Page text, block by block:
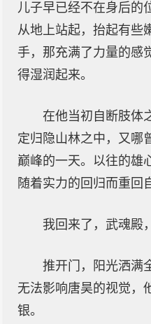
儿子早已经不在身后的
从地上站起，抬起有些
手，那充满了力量的感
得湿润起来。
在他当初自断肢体
定归隐山林之中，又哪
巅峰的一天。以往的雄
随着实力的回归而重回
我回来了，武魂殿
推开门，阳光洒满
无法影响唐昊的视觉，
银。